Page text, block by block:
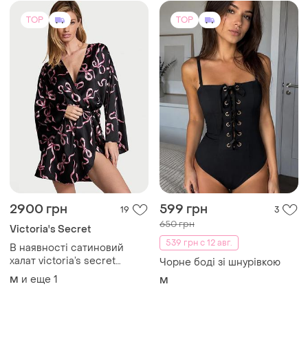
2900 грн 19
Victoria's Secret
В наявності сатиновий
халат victoria’s secret
599 грн 3
650 грн
539 грн с 12 авг.
Чорне боді зі шнурівкою